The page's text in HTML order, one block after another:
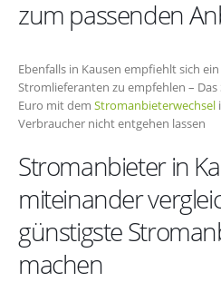
zum passenden
Ebenfalls in Kausen empfiehlt sich
Stromlieferanten zu empfehlen –
Euro mit dem Stromanbieterwechsel
Verbraucher nicht entgehen lassen
Stromanbieter in
miteinander
günstigste
machen